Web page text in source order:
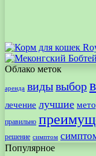
Облако меток
аренда видывыбор
лечение лучшие
правильно
решение симптом
Популярное